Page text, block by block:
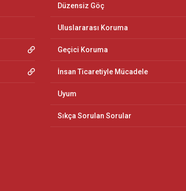
Düzensiz Göç
Uluslararası Koruma
Geçici Koruma
İnsan Ticaretiyle Mücadele
Uyum
Sıkça Sorulan Sorular